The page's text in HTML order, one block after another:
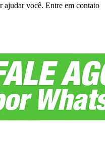
ajudar você. Entre em contato